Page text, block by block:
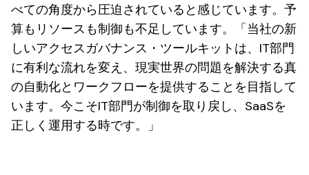
べての角度から圧迫されていると感じています。予
算もリソースも制御も不足しています。「当社の新
しいアクセスガバナンス・ツールキットは、IT部門
に有利な流れを変え、現実世界の問題を解決する真
の自動化とワークフローを提供することを目指して
います。今こそIT部門が制御を取り戻し、SaaSを
正しく運用する時です。」